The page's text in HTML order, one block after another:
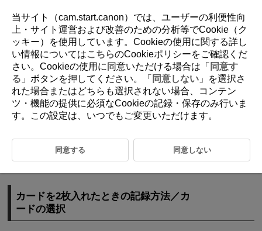
D388-202
記録機能とカード・フォルダ選択
カードを2枚入れたときの記録方法／カードの選択
ードを選択することができます。また、静止画を保存するフォルダの設
定を行うことができます。
カードを2枚入れたときの記録方法／カ
ードの選択
当サイト（cam.start.canon）では、ユーザーの利便性向
上・サイト運営および改善のための分析等でCookie（ク
ッキー）を使用しています。Cookieの使用に関する詳し
い情報についてはこちらのCookieポリシーをご確認くだ
さい。Cookieの使用に同意いただける場合は「 同意す
る 」ボタンを押してください。「 同意しない 」を選択さ
れた場合またはどちらも選択されない場合、コンテン
ツ・機能の提供に必須なCookieの記録・保存のみ行いま
す。この設定は、いつでもご変更いただけます。
同意する 同意しない